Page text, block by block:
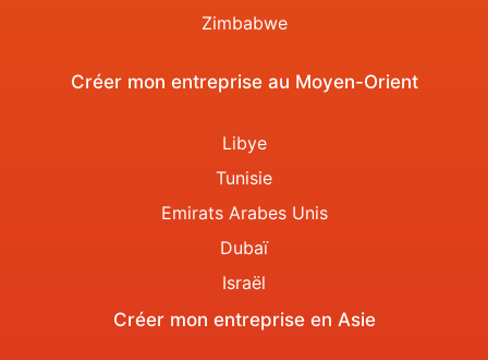
Zimbabwe
Créer mon entreprise au Moyen-Orient
Libye
Tunisie
Emirats Arabes Unis
Dubaï
Israël
Créer mon entreprise en Asie